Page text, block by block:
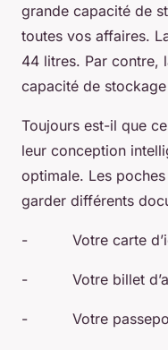
grande capacité de
toutes vos affaires.
44 litres. Par contre,
capacité de
Toujours est-il que
leur conception
optimale. Les
garder différents
- Votre carte
- Votre billet
- Votre